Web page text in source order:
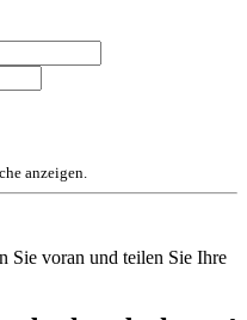
anzeigen.
Sie voran und teilen Sie Ihre